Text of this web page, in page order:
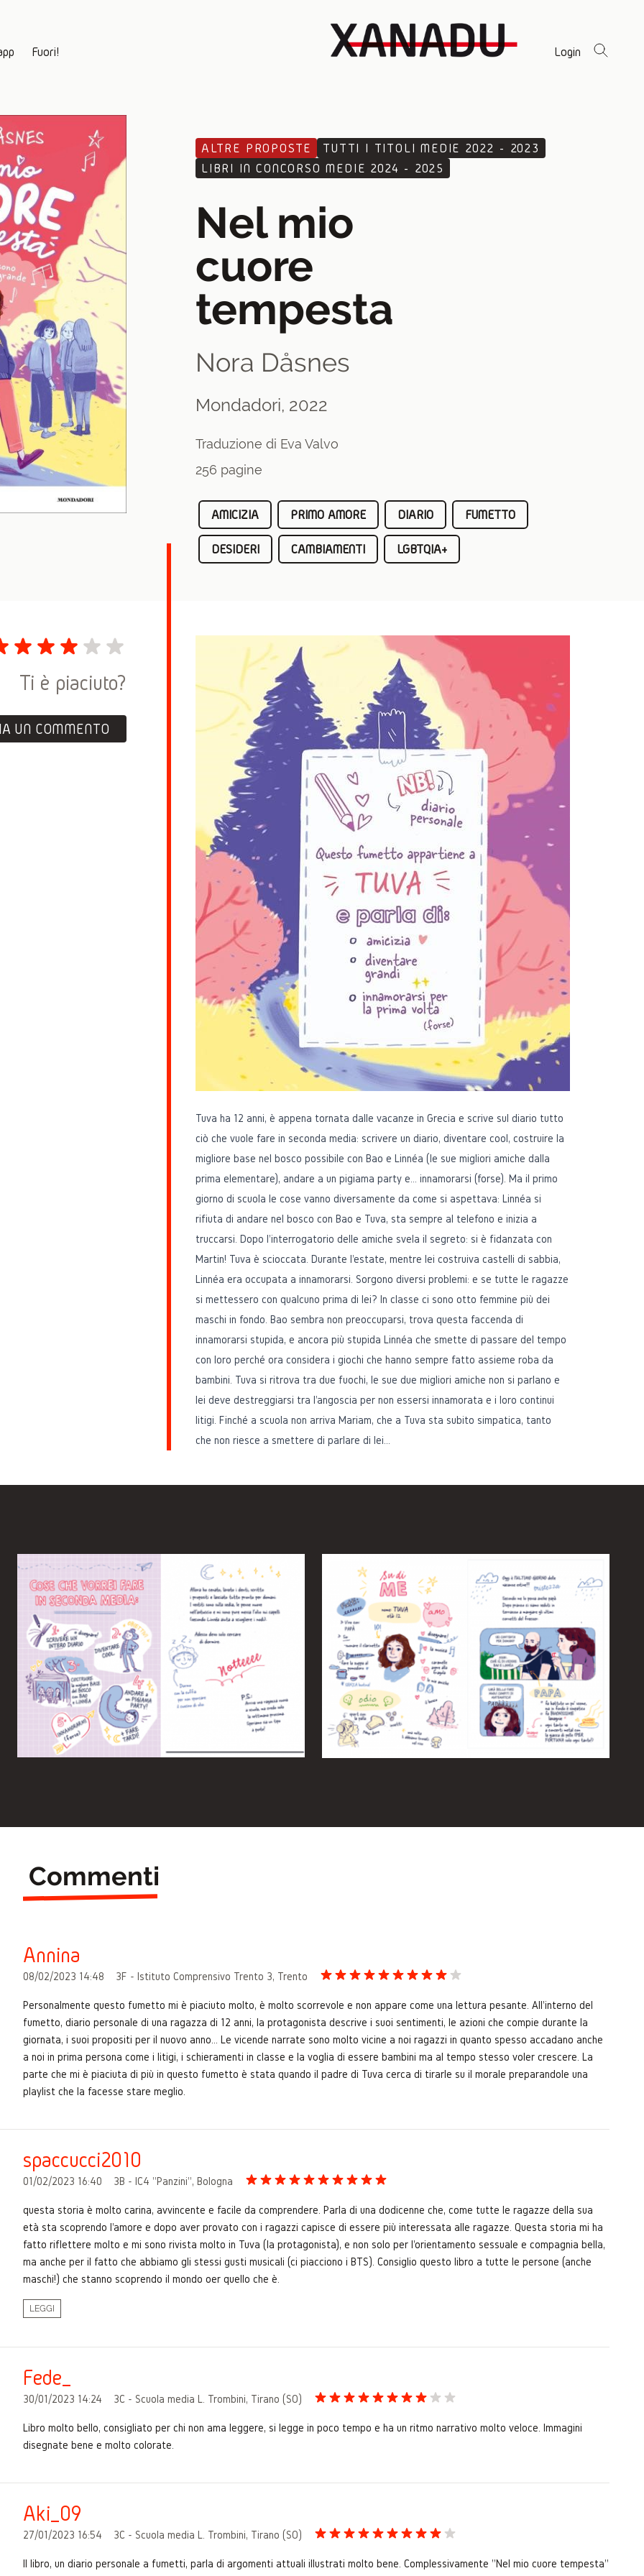
Fuori! Login
ALTRE PROPOSTE
TUTTI I TITOLI MEDIE 2022 - 2023
LIBRI IN CONCORSO MEDIE 2024 - 2025
Nel mio
cuore
tempesta
Nora Dåsnes
Mondadori, 2022
Traduzione di Eva Valvo
256 pagine
AMICIZIA PRIMO AMORE DIARIO FUMETTO
DESIDERI CAMBIAMENTI LGBTQIA+
Ti è piaciuto?
UN COMMENTO
Tuva ha 12 anni, è appena tornata dalle vacanze in Grecia e scrive sul diario tutto
ciò che vuole fare in seconda media: scrivere un diario, diventare cool, costruire la
migliore base nel bosco possibile con Bao e Linnéa (le sue migliori amiche dalla
prima elementare), andare a un pigiama party e… innamorarsi (forse). Ma il primo
giorno di scuola le cose vanno diversamente da come si aspettava: Linnéa si
rifiuta di andare nel bosco con Bao e Tuva, sta sempre al telefono e inizia a
truccarsi. Dopo l'interrogatorio delle amiche svela il segreto: si è fidanzata con
Martin! Tuva è scioccata. Durante l'estate, mentre lei costruiva castelli di sabbia,
Linnéa era occupata a innamorarsi. Sorgono diversi problemi: e se tutte le ragazze
si mettessero con qualcuno prima di lei? In classe ci sono otto femmine più dei
maschi in fondo. Bao sembra non preoccuparsi, trova questa faccenda di
innamorarsi stupida, e ancora più stupida Linnéa che smette di passare del tempo
con loro perché ora considera i giochi che hanno sempre fatto assieme roba da
bambini. Tuva si ritrova tra due fuochi, le sue due migliori amiche non si parlano e
lei deve destreggiarsi tra l'angoscia per non essersi innamorata e i loro continui
litigi. Finché a scuola non arriva Mariam, che a Tuva sta subito simpatica, tanto
che non riesce a smettere di parlare di lei…
Commenti
Annina
08/02/2023 14:48 3F - Istituto Comprensivo Trento 3, Trento
Personalmente questo fumetto mi è piaciuto molto, è molto scorrevole e non appare come una lettura pesante. All'interno del
fumetto, diario personale di una ragazza di 12 anni, la protagonista descrive i suoi sentimenti, le azioni che compie durante la
giornata, i suoi propositi per il nuovo anno... Le vicende narrate sono molto vicine a noi ragazzi in quanto spesso accadano anche
a noi in prima persona come i litigi, i schieramenti in classe e la voglia di essere bambini ma al tempo stesso voler crescere. La
parte che mi è piaciuta di più in questo fumetto è stata quando il padre di Tuva cerca di tirarle su il morale preparandole una
playlist che la facesse stare meglio.
spaccucci2010
01/02/2023 16:40 3B - IC4 "Panzini", Bologna
questa storia è molto carina, avvincente e facile da comprendere. Parla di una dodicenne che, come tutte le ragazze della sua
età sta scoprendo l'amore e dopo aver provato con i ragazzi capisce di essere più interessata alle ragazze. Questa storia mi ha
fatto riflettere molto e mi sono rivista molto in Tuva (la protagonista), e non solo per l'orientamento sessuale e compagnia bella,
ma anche per il fatto che abbiamo gli stessi gusti musicali (ci piacciono i BTS). Consiglio questo libro a tutte le persone (anche
maschi!) che stanno scoprendo il mondo oer quello che è.
LEGGI
Fede_
30/01/2023 14:24 3C - Scuola media L. Trombini, Tirano (SO)
Libro molto bello, consigliato per chi non ama leggere, si legge in poco tempo e ha un ritmo narrativo molto veloce. Immagini
disegnate bene e molto colorate.
Aki_09
27/01/2023 16:54 3C - Scuola media L. Trombini, Tirano (SO)
Il libro, un diario personale a fumetti, parla di argomenti attuali illustrati molto bene. Complessivamente "Nel mio cuore tempesta"